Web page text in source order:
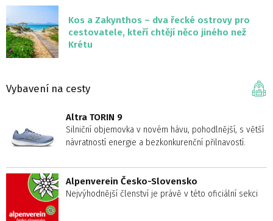
Kos a Zakynthos – dva řecké ostrovy pro
cestovatele, kteří chtějí něco jiného než
Krétu
Vybavení na cesty
Altra TORIN 9
Silniční objemovka v novém hávu, pohodlnější, s větší
návratností energie a bezkonkurenční přilnavostí.
Alpenverein Česko-Slovensko
Nejvýhodnější členství je právě v této oficiální sekci